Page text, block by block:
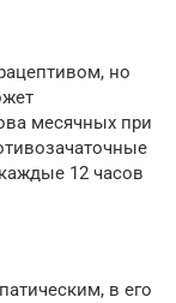
но
месячных при
12 часов
в его